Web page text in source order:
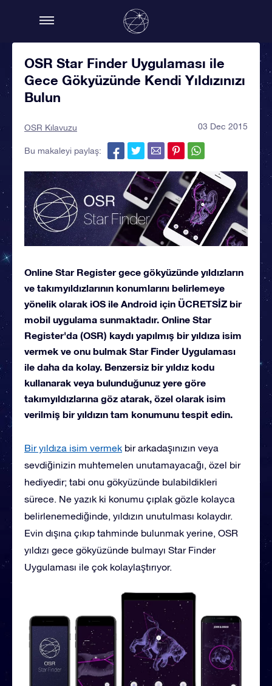
OSR Star Finder Uygulaması ile
Gece Gökyüzünde Kendi Yıldızınızı
Bulun
OSR Kılavuzu 03 Dec 2015
Bu makaleyi paylaş:
Online Star Register gece gökyüzünde yıldızların
ve takımyıldızlarının konumlarını belirlemeye
yönelik olarak iOS ile Android için ÜCRETSİZ bir
mobil uygulama sunmaktadır. Online Star
Register'da (OSR) kaydı yapılmış bir yıldıza isim
vermek ve onu bulmak Star Finder Uygulaması
ile daha da kolay. Benzersiz bir yıldız kodu
kullanarak veya bulunduğunuz yere göre
takımyıldızlarına göz atarak, özel olarak isim
verilmiş bir yıldızın tam konumunu tespit edin.
Bir yıldıza isim vermek bir arkadaşınızın veya
sevdiğinizin muhtemelen unutamayacağı, özel bir
hediyedir; tabi onu gökyüzünde bulabildikleri
sürece. Ne yazık ki konumu çıplak gözle kolayca
belirlenemediğinde, yıldızın unutulması kolaydır.
Evin dışına çıkıp tahminde bulunmak yerine, OSR
yıldızı gece gökyüzünde bulmayı Star Finder
Uygulaması ile çok kolaylaştırıyor.